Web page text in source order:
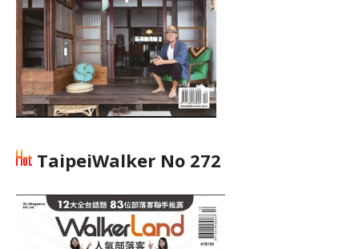
TaipeiWalker No 272